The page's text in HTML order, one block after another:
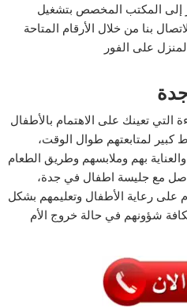
إلى المكتب المخصص بتشغيل
بنا من خلال الأرقام المتاحة
على الفور
التي تعينك على الاهتمام بالأطفال
كبير لمتابعتهم طوال الوقت،
بهم وملابسهم وطريق الطعام
مع جليسة اطفال في جدة،
رعاية الأطفال وتعليمهم بشكل
شؤونهم في حالة خروج الأم